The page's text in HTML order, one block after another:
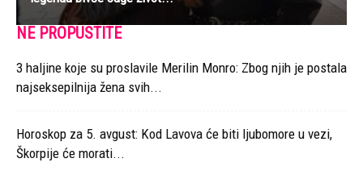
NE PROPUSTITE
3 haljine koje su proslavile Merilin Monro: Zbog njih je postala
najseksepilnija žena svih...
Horoskop za 5. avgust: Kod Lavova će biti ljubomore u vezi,
Škorpije će morati...